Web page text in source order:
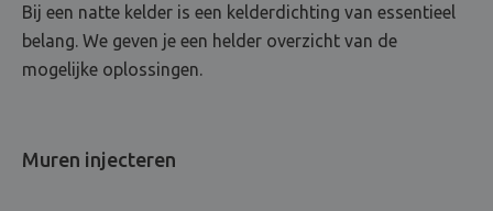
Bij een natte kelder is een kelderdichting van essentieel
belang. We geven je een helder overzicht van de
mogelijke oplossingen.
Muren injecteren